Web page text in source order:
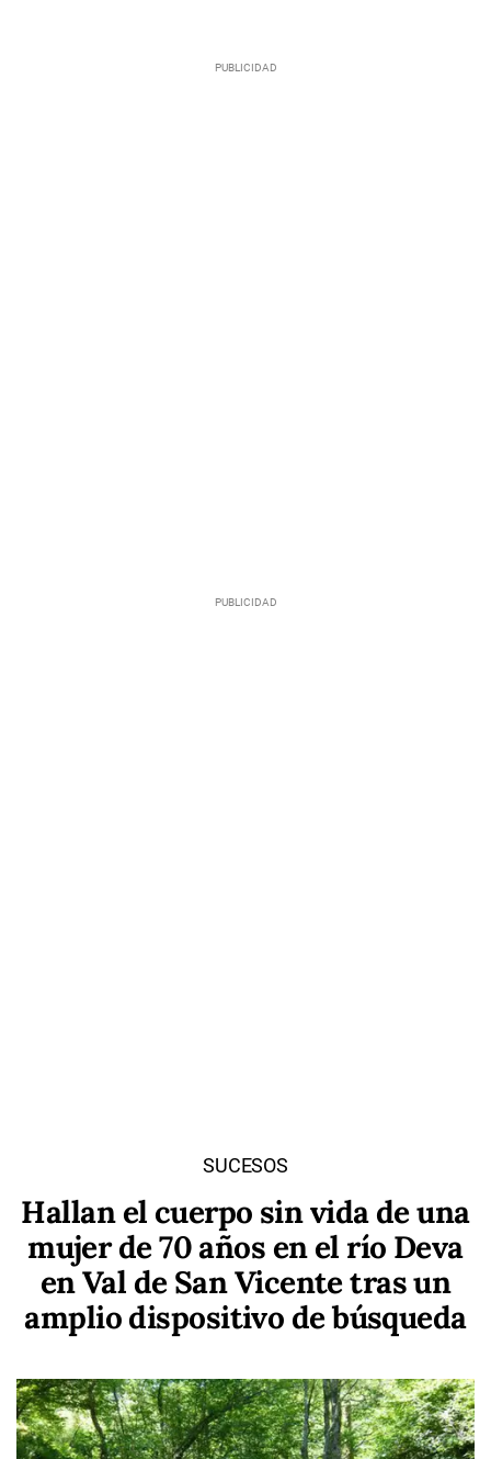
SUCESOS
Hallan el cuerpo sin vida de una
mujer de 70 años en el río Deva
en Val de San Vicente tras un
amplio dispositivo de búsqueda